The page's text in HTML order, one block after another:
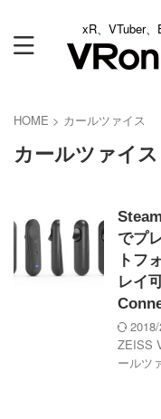
xR、VTuber
HOME > カールツァイス
カールツァイス
でプ
トフ
レイ
ZEISS
ールツ